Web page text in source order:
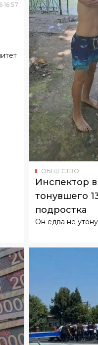
16:57
ОБЩЕСТВО
Инспектор
тонувшего
подростка
Он едва не